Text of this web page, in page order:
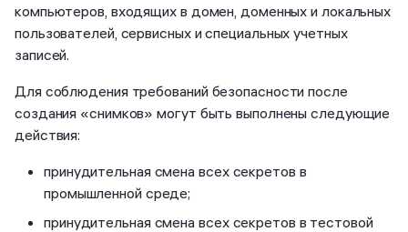
компьютеров, входящих в домен, доменных и локальных
пользователей, сервисных и специальных учетных
записей.
Для соблюдения требований безопасности после
создания «снимков» могут быть выполнены следующие
действия:
принудительная смена всех секретов в
промышленной среде;
принудительная смена всех секретов в тестовой